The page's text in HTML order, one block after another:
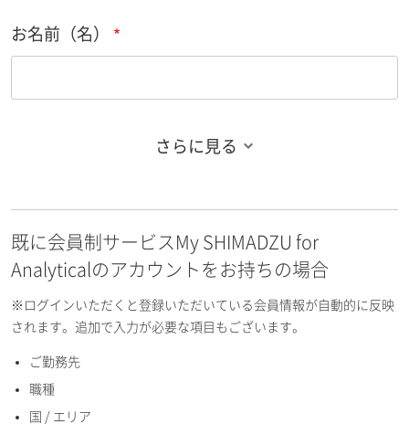
お名前（名）
お名前フリガナ（名）
E-mailアドレス（半角英数）
さらに見る
既に会員制サービスMy SHIMADZU for
Analyticalのアカウントをお持ちの場合
※ログインいただくと登録いただいている会員情報が自動的に反映
されます。追加で入力が必要な項目もございます。
ご勤務先
職種
国 / エリア